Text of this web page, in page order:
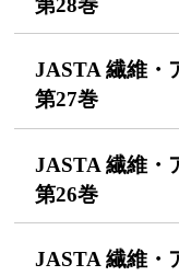
第28巻
JASTA 繊維・
第27巻
JASTA 繊維・
第26巻
JASTA 繊維・